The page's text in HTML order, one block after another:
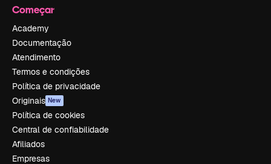
Começar
Academy
Documentação
Atendimento
Termos e condições
Política de privacidade
Originais New
Política de cookies
Central de confiabilidade
Afiliados
Empresas